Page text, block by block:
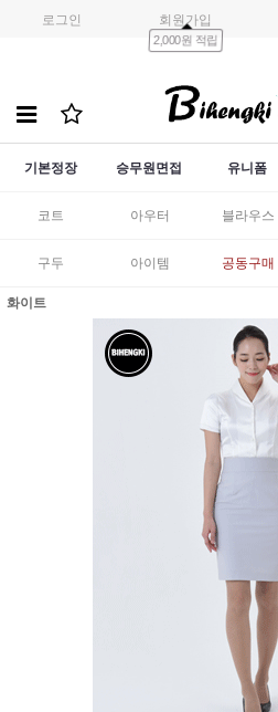
로그인 회원가입
2,000원 적립
기본정장 승무원면접 유니폼
코트 아우터 블라우스
구두 아이템 공동구매
화이트